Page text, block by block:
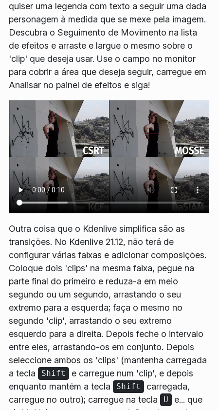
quiser uma legenda com texto a seguir uma dada
personagem à medida que se mexe pela imagem.
Descubra o Seguimento de Movimento na lista
de efeitos e arraste e largue o mesmo sobre o
'clip' que deseja usar. Use o campo no monitor
para cobrir a área que deseja seguir, carregue em
Analisar no painel de efeitos e siga!
Outra coisa que o Kdenlive simplifica são as
transições. No Kdenlive 21.12, não terá de
configurar várias faixas e adicionar composições.
Coloque dois 'clips' na mesma faixa, pegue na
parte final do primeiro e reduza-a em meio
segundo ou um segundo, arrastando o seu
extremo para a esquerda; faça o mesmo no
segundo 'clip', arrastando o seu extremo
esquerdo para a direita. Depois feche o intervalo
entre eles, arrastando-os em conjunto. Depois
seleccione ambos os 'clips' (mantenha carregada
a tecla
Shift
e carregue num 'clip', e depois
enquanto mantém a tecla
Shift
carregada,
carregue no outro); carregue na tecla
U
e... que